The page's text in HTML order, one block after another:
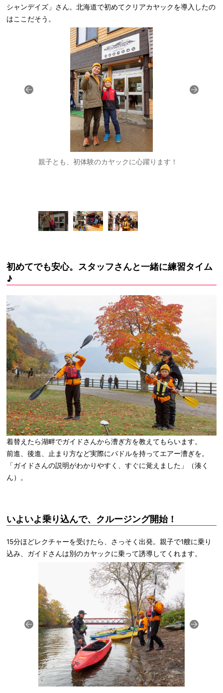
シャンデイズ」さん。北海道で初めてクリアカヤックを導入したの
はここだそう。
親子とも、初体験のカヤックに心躍ります！
初めてでも安心。スタッフさんと一緒に練習タイム
♪
着替えたら湖畔でガイドさんから漕ぎ方を教えてもらいます。
前進、後進、止まり方など実際にパドルを持ってエアー漕ぎを。
「ガイドさんの説明がわかりやすく、すぐに覚えました」（湊く
ん）。
いよいよ乗り込んで、クルージング開始！
15分ほどレクチャーを受けたら、さっそく出発。親子で1艘に乗り
込み、ガイドさんは別のカヤックに乗って誘導してくれます。